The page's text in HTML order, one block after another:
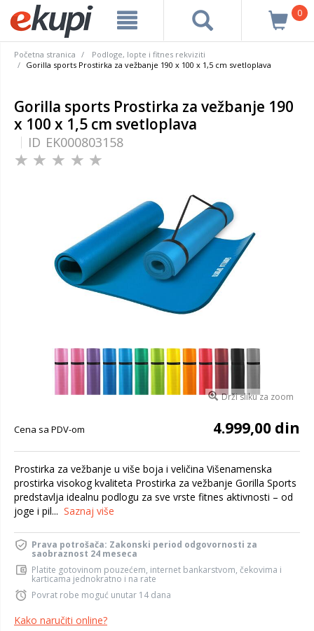
0
Početna stranica
Podloge, lopte i fitnes rekviziti
Gorilla sports Prostirka za vežbanje 190 x 100 x 1,5 cm svetloplava
Gorilla sports Prostirka za vežbanje 190
x 100 x 1,5 cm svetloplava
ID EK000803158
Drži sliku za zoom
Cena sa PDV-om 4.999,00 din
Prostirka za vežbanje u više boja i veličina Višenamenska
prostirka visokog kvaliteta Prostirka za vežbanje Gorilla Sports
predstavlja idealnu podlogu za sve vrste fitnes aktivnosti – od
joge i pil... Saznaj više
Prava potrošača: Zakonski period odgovornosti za
saobraznost 24 meseca
Platite gotovinom pouzećem, internet bankarstvom, čekovima i
karticama jednokratno i na rate
Povrat robe moguć unutar 14 dana
Kako naručiti online?